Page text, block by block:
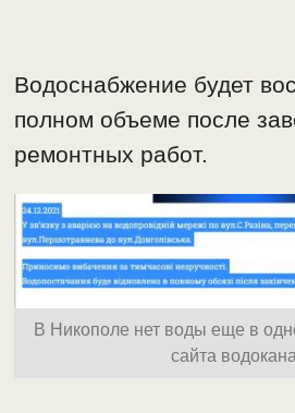
Водоснабжение будет
полном объеме после
ремонтных работ.
В Никополе нет воды еще в
сайта